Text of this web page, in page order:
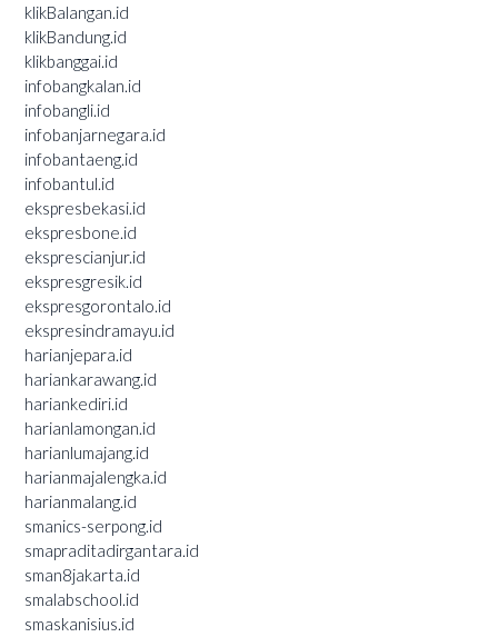
klikBalangan.id
klikBandung.id
klikbanggai.id
infobangkalan.id
infobangli.id
infobanjarnegara.id
infobantaeng.id
infobantul.id
ekspresbekasi.id
ekspresbone.id
eksprescianjur.id
ekspresgresik.id
ekspresgorontalo.id
ekspresindramayu.id
harianjepara.id
hariankarawang.id
hariankediri.id
harianlamongan.id
harianlumajang.id
harianmajalengka.id
harianmalang.id
smanics-serpong.id
smapraditadirgantara.id
sman8jakarta.id
smalabschool.id
smaskanisius.id